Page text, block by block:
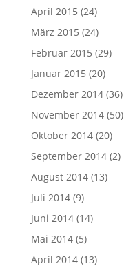
April 2015 (24)
März 2015 (24)
Februar 2015 (29)
Januar 2015 (20)
Dezember 2014(36)
November 2014(50)
Oktober 2014(20)
September 2014(2)
August 2014(13)
Juli 2014(9)
Juni 2014(14)
Mai 2014(5)
April 2014(13)